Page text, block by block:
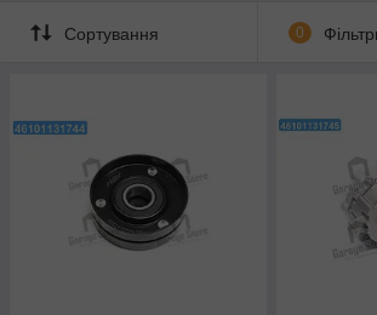
Сортування 0